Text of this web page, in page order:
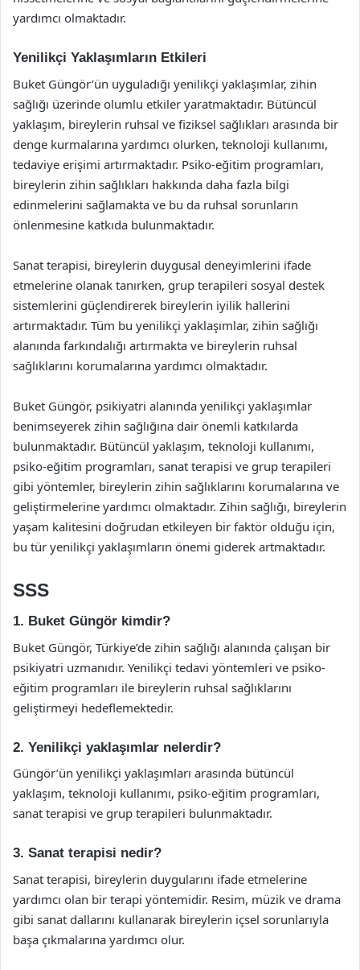
yardımcı olmaktadır.
Yenilikçi Yaklaşımların Etkileri
Buket Güngör’ün uyguladığı yenilikçi yaklaşımlar, zihin
sağlığı üzerinde olumlu etkiler yaratmaktadır. Bütüncül
yaklaşım, bireylerin ruhsal ve fiziksel sağlıkları arasında bir
denge kurmalarına yardımcı olurken, teknoloji kullanımı,
tedaviye erişimi artırmaktadır. Psiko-eğitim programları,
bireylerin zihin sağlıkları hakkında daha fazla bilgi
edinmelerini sağlamakta ve bu da ruhsal sorunların
önlenmesine katkıda bulunmaktadır.
Sanat terapisi, bireylerin duygusal deneyimlerini ifade
etmelerine olanak tanırken, grup terapileri sosyal destek
sistemlerini güçlendirerek bireylerin iyilik hallerini
artırmaktadır. Tüm bu yenilikçi yaklaşımlar, zihin sağlığı
alanında farkındalığı artırmakta ve bireylerin ruhsal
sağlıklarını korumalarına yardımcı olmaktadır.
Buket Güngör, psikiyatri alanında yenilikçi yaklaşımlar
benimseyerek zihin sağlığına dair önemli katkılarda
bulunmaktadır. Bütüncül yaklaşım, teknoloji kullanımı,
psiko-eğitim programları, sanat terapisi ve grup terapileri
gibi yöntemler, bireylerin zihin sağlıklarını korumalarına ve
geliştirmelerine yardımcı olmaktadır. Zihin sağlığı, bireylerin
yaşam kalitesini doğrudan etkileyen bir faktör olduğu için,
bu tür yenilikçi yaklaşımların önemi giderek artmaktadır.
SSS
1. Buket Güngör kimdir?
Buket Güngör, Türkiye’de zihin sağlığı alanında çalışan bir
psikiyatri uzmanıdır. Yenilikçi tedavi yöntemleri ve psiko-
eğitim programları ile bireylerin ruhsal sağlıklarını
geliştirmeyi hedeflemektedir.
2. Yenilikçi yaklaşımlar nelerdir?
Güngör’ün yenilikçi yaklaşımları arasında bütüncül
yaklaşım, teknoloji kullanımı, psiko-eğitim programları,
sanat terapisi ve grup terapileri bulunmaktadır.
3. Sanat terapisi nedir?
Sanat terapisi, bireylerin duygularını ifade etmelerine
yardımcı olan bir terapi yöntemidir. Resim, müzik ve drama
gibi sanat dallarını kullanarak bireylerin içsel sorunlarıyla
başa çıkmalarına yardımcı olur.